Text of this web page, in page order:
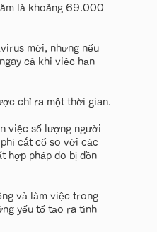
là khoảng 69.000
mới, nhưng nếu
cả khi việc hạn
chỉ ra một thời gian.
việc số lượng người
cắt cổ so với các
hợp pháp do bị dồn
và làm việc trong
yếu tố tạo ra tình